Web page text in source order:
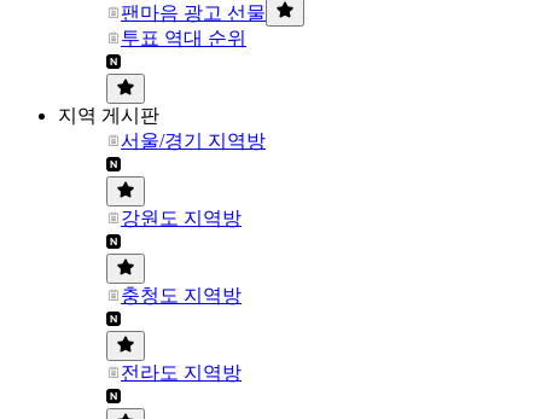
팬마음 광고 선물
투표 역대 순위
지역 게시판
서울/경기 지역방
강원도 지역방
충청도 지역방
전라도 지역방